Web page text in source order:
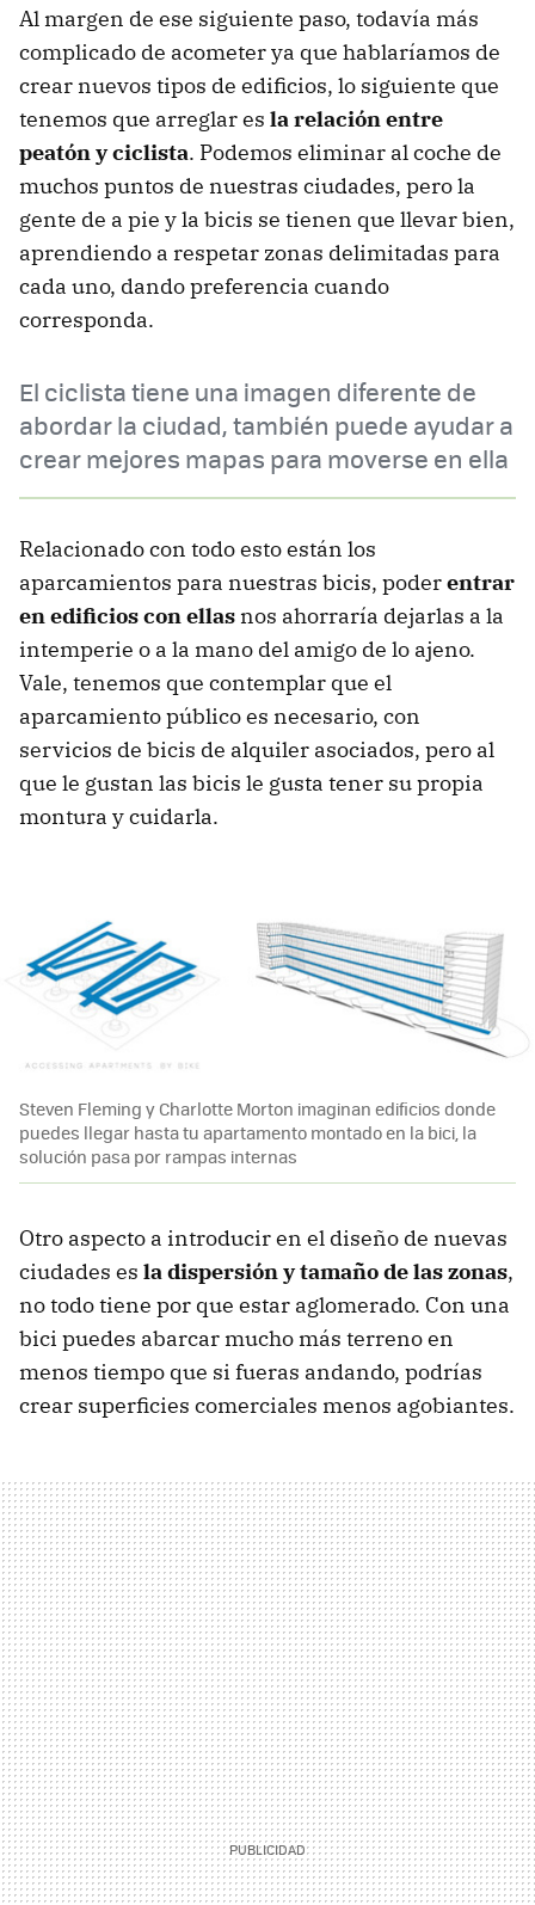
Al margen de ese siguiente paso, todavía más
complicado de acometer ya que hablaríamos de
crear nuevos tipos de edificios, lo siguiente que
tenemos que arreglar es la relación entre
peatón y ciclista. Podemos eliminar al coche de
muchos puntos de nuestras ciudades, pero la
gente de a pie y la bicis se tienen que llevar bien,
aprendiendo a respetar zonas delimitadas para
cada uno, dando preferencia cuando
corresponda.
El ciclista tiene una imagen diferente de
abordar la ciudad, también puede ayudar a
crear mejores mapas para moverse en ella
Relacionado con todo esto están los
aparcamientos para nuestras bicis, poderentrar
en edificios con ellas nos ahorraría dejarlas a la
intemperie o a la mano del amigo de lo ajeno.
Vale, tenemos que contemplar que el
aparcamiento público es necesario, con
servicios de bicis de alquiler asociados, pero al
que le gustan las bicis le gusta tener su propia
montura y cuidarla.
Steven Fleming y Charlotte Morton imaginan edificios donde
puedes llegar hasta tu apartamento montado en la bici, la
solución pasa por rampas internas
Otro aspecto a introducir en el diseño de nuevas
ciudades es la dispersión y tamaño de las zonas,
no todo tiene por que estar aglomerado. Con una
bici puedes abarcar mucho más terreno en
menos tiempo que si fueras andando, podrías
crear superficies comerciales menos agobiantes.